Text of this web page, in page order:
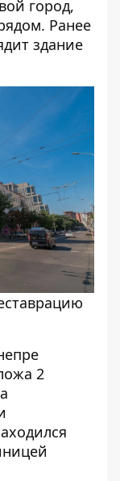
город,
Ранее
здание